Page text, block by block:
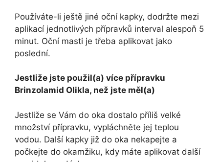
Používáte-li ještě jiné oční kapky, dodržte mezi
aplikací jednotlivých přípravků interval alespoň 5
minut. Oční masti je třeba aplikovat jako
poslední.
Jestliže jste použil(a) více přípravku
Brinzolamid Olikla, než jste měl(a)
Jestliže se Vám do oka dostalo příliš velké
množství přípravku, vypláchněte jej teplou
vodou. Další kapky již do oka nekapejte a
počkejte do okamžiku, kdy máte aplikovat další